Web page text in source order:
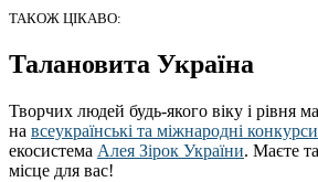
ТАКОЖ ЦІКАВО:
Талановита Україна
Творчих людей будь-якого віку і рівня
на всеукраїнські та міжнародні конкурси
екосистема Алея Зірок України. Маєте
місце для вас!